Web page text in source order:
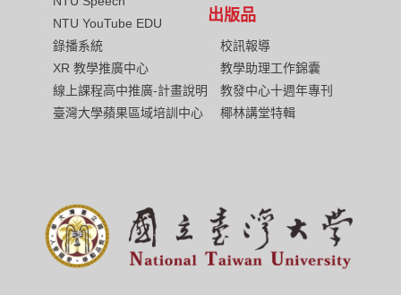
NTU YouTube EDU
錄播系統
XR 教學推廣中心
線上課程高中推廣-計畫說明
臺灣大學蘋果區域培訓中心
出版品
校訊報導
教學助理工作錦囊
教發中心十週年專刊
椰林講堂特輯